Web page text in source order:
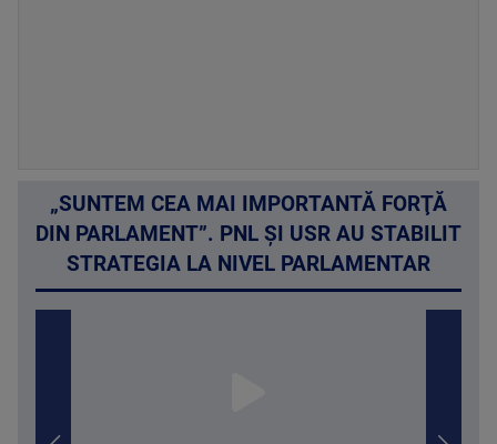
„SUNTEM CEA MAI IMPORTANTĂ FORŢĂ
DIN PARLAMENT”. PNL ȘI USR AU STABILIT
STRATEGIA LA NIVEL PARLAMENTAR